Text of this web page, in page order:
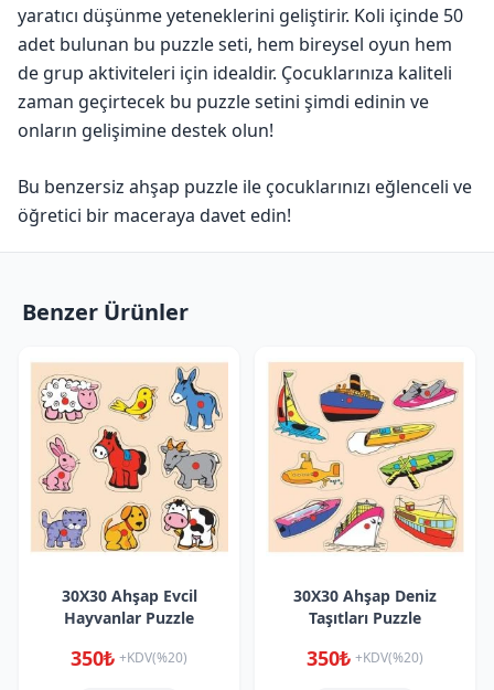
yaratıcı düşünme yeteneklerini geliştirir. Koli içinde 50
adet bulunan bu puzzle seti, hem bireysel oyun hem
de grup aktiviteleri için idealdir. Çocuklarınıza kaliteli
zaman geçirtecek bu puzzle setini şimdi edinin ve
onların gelişimine destek olun!
Bu benzersiz ahşap puzzle ile çocuklarınızı eğlenceli ve
öğretici bir maceraya davet edin!
Benzer Ürünler
30X30 Ahşap Evcil
Hayvanlar Puzzle
350₺ +KDV(%20)
30X30 Ahşap Deniz
Taşıtları Puzzle
350₺ +KDV(%20)